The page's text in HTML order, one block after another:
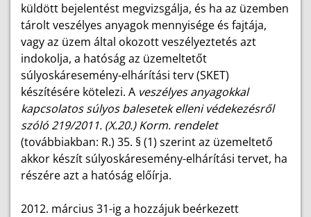
küldött bejelentést megvizsgálja, és ha az üzemben
tárolt veszélyes anyagok mennyisége és fajtája,
vagy az üzem által okozott veszélyeztetés azt
indokolja, a hatóság az üzemeltetőt
súlyoskáresemény-elhárítási terv (SKET)
készítésére kötelezi. A veszélyes anyagokkal
kapcsolatos súlyos balesetek elleni védekezésről
szóló 219/2011. (X.20.) Korm. rendelet
(továbbiakban: R.) 35. § (1) szerint az üzemeltető
akkor készít súlyoskáresemény-elhárítási tervet, ha
részére azt a hatóság előírja.
2012. március 31-ig a hozzájuk beérkezett